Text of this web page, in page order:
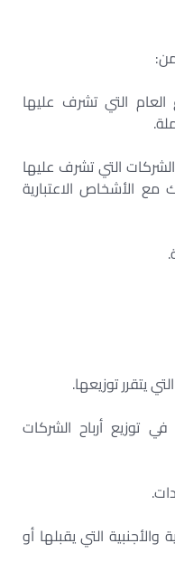
التي تشرف عليها
التي تشرف عليها
مع الأشخاص الاعتبارية
توزيع أرباح الشركات
التي يقبلها أو